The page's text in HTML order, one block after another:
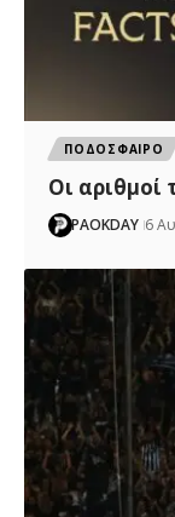
ΠΟΔΟΣΦΑΙΡΟ
Oι
PAOKDAY 6